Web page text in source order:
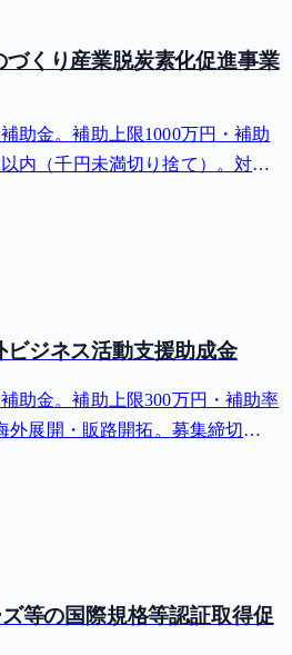
くり産業脱炭素化促進事業
助金。補助上限1000万円・補助
内（千円未満切り捨て）。対象
ジネス活動支援助成金
助金。補助上限300万円・補助率
外展開・販路開拓。募集締切
等の国際規格等認証取得促